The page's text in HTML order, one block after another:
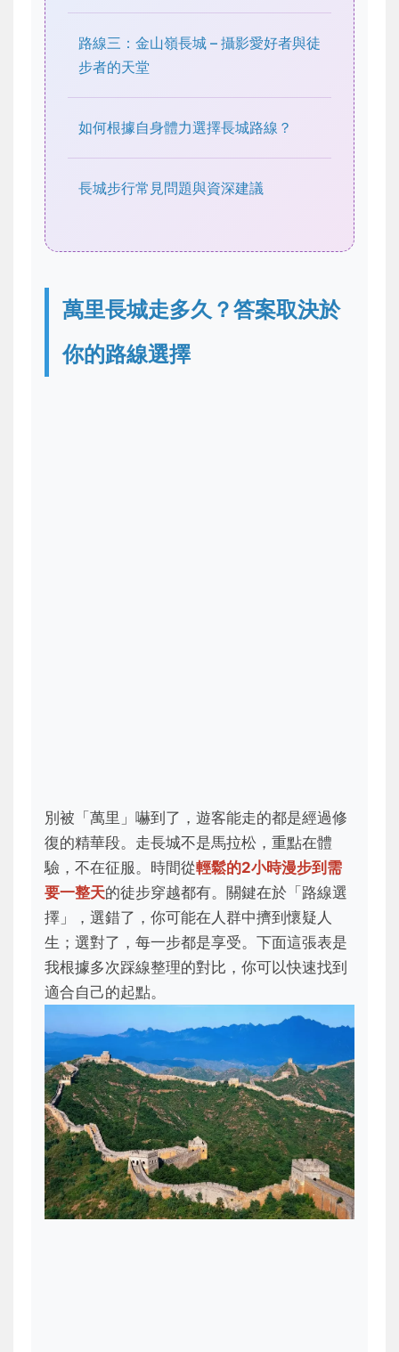
路線三：金山嶺長城 – 攝影愛好者與徒
步者的天堂
如何根據自身體力選擇長城路線？
長城步行常見問題與資深建議
萬里長城走多久？答案取決於
你的路線選擇
別被「萬里」嚇到了，遊客能走的都是經過修
復的精華段。走長城不是馬拉松，重點在體
驗，不在征服。時間從輕鬆的2小時漫步到需
要一整天的徒步穿越都有。關鍵在於「路線選
擇」，選錯了，你可能在人群中擠到懷疑人
生；選對了，每一步都是享受。下面這張表是
我根據多次踩線整理的對比，你可以快速找到
適合自己的起點。